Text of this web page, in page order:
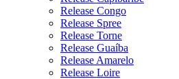
Release Congo
Release Spree
Release Torne
Release Guaíba
Release Amarelo
Release Loire